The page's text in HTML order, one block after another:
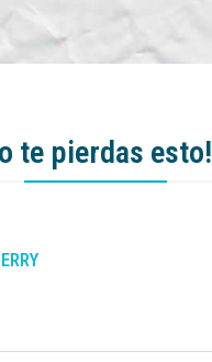
te pierdas esto!